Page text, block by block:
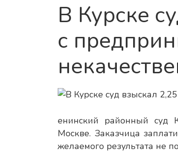
В Курске
с
енинский районный суд
Москве. Заказчица
желаемого результата не